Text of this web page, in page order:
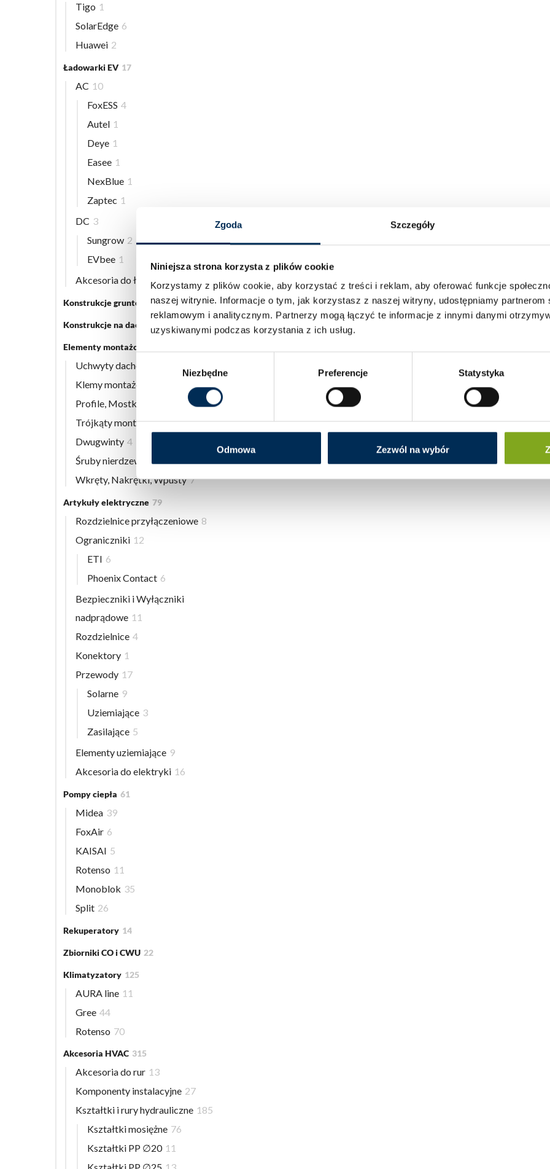
Zgoda Szczegóły
Niniejsza strona korzysta z plików cookie
Korzystamy z plików cookie, aby korzystać z treści i reklam, aby oferować funkcje
naszej witrynie. Informacje o tym, jak korzystasz z naszej witryny, udostępniamy partnerom
reklamowym i analitycznym. Partnerzy mogą łączyć te informacje z innymi danymi
uzyskiwanymi podczas korzystania z ich usług.
Niezbędne Preferencje Statystyka
Odmowa Zezwól na wybór
Tigo 1
SolarEdge 6
Huawei 2
Ładowarki EV 17
AC 10
FoxESS 4
Autel 1
Deye 1
Easee 1
NexBlue 1
Zaptec 1
DC 3
Sungrow 2
EVbee 1
Akcesoria do ładowarek EV
Konstrukcje gruntowe 5
Konstrukcje na dach płaski 3
Elementy montażowe
Uchwyty dachowe
Klemy montażowe
Profile, Mostki
Trójkąty montażowe 3
Dwugwinty 4
Śruby nierdzewne
Wkręty, Nakrętki, Wpusty 7
Artykuły elektryczne 79
Rozdzielnice przyłączeniowe 8
Ograniczniki 12
ETI 6
Phoenix Contact 6
Bezpieczniki i Wyłączniki
nadprądowe 11
Rozdzielnice 4
Konektory 1
Przewody 17
Solarne 9
Uziemiające 3
Zasilające 5
Elementy uziemiające 9
Akcesoria do elektryki 16
Pompy ciepła 61
Midea 39
FoxAir 6
KAISAI 5
Rotenso 11
Monoblok 35
Split 26
Rekuperatory 14
Zbiorniki CO i CWU 22
Klimatyzatory 125
AURA line 11
Gree 44
Rotenso 70
Akcesoria HVAC 315
Akcesoria do rur 13
Komponenty instalacyjne 27
Kształtki i rury hydrauliczne 185
Kształtki mosiężne 76
Kształtki PP ∅20 11